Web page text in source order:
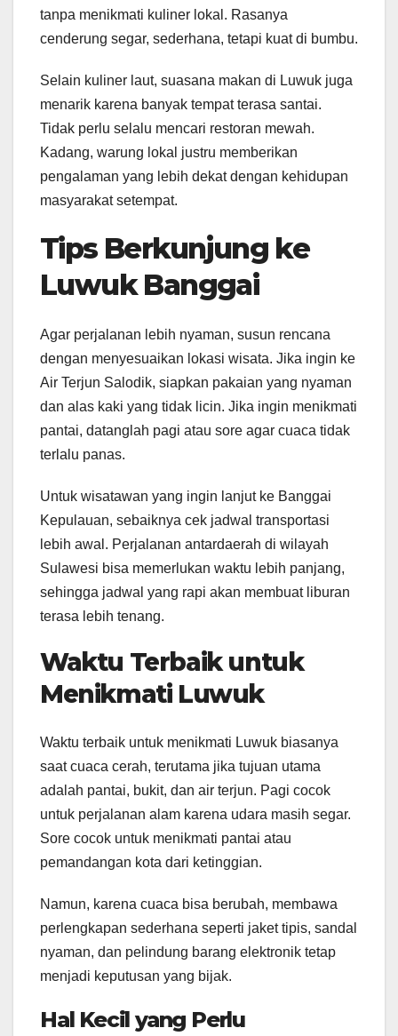
tanpa menikmati kuliner lokal. Rasanya
cenderung segar, sederhana, tetapi kuat di bumbu.
Selain kuliner laut, suasana makan di Luwuk juga
menarik karena banyak tempat terasa santai.
Tidak perlu selalu mencari restoran mewah.
Kadang, warung lokal justru memberikan
pengalaman yang lebih dekat dengan kehidupan
masyarakat setempat.
Tips Berkunjung ke
Luwuk Banggai
Agar perjalanan lebih nyaman, susun rencana
dengan menyesuaikan lokasi wisata. Jika ingin ke
Air Terjun Salodik, siapkan pakaian yang nyaman
dan alas kaki yang tidak licin. Jika ingin menikmati
pantai, datanglah pagi atau sore agar cuaca tidak
terlalu panas.
Untuk wisatawan yang ingin lanjut ke Banggai
Kepulauan, sebaiknya cek jadwal transportasi
lebih awal. Perjalanan antardaerah di wilayah
Sulawesi bisa memerlukan waktu lebih panjang,
sehingga jadwal yang rapi akan membuat liburan
terasa lebih tenang.
Waktu Terbaik untuk
Menikmati Luwuk
Waktu terbaik untuk menikmati Luwuk biasanya
saat cuaca cerah, terutama jika tujuan utama
adalah pantai, bukit, dan air terjun. Pagi cocok
untuk perjalanan alam karena udara masih segar.
Sore cocok untuk menikmati pantai atau
pemandangan kota dari ketinggian.
Namun, karena cuaca bisa berubah, membawa
perlengkapan sederhana seperti jaket tipis, sandal
nyaman, dan pelindung barang elektronik tetap
menjadi keputusan yang bijak.
Hal Kecil yang Perlu